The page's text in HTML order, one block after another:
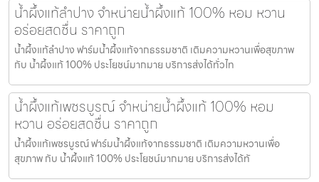
น้ำผึ้งแท้ลำปาง จำหน่ายน้ำผึ้งแท้ 100% หอม หวาน
อร่อยสดชื่น ราคาถูก
น้ำผึ้งแท้ลำปาง ฟาร์มน้ำผึ้งแท้จากธรรมชาติ เติมความหวานเพื่อสุขภาพ
กับ น้ำผึ้งแท้ 100% ประโยชน์มากมาย บริการส่งได้ทั่วไท
น้ำผึ้งแท้เพชรบูรณ์ จำหน่ายน้ำผึ้งแท้ 100% หอม
หวาน อร่อยสดชื่น ราคาถูก
น้ำผึ้งแท้เพชรบูรณ์ ฟาร์มน้ำผึ้งแท้จากธรรมชาติ เติมความหวานเพื่อ
สุขภาพ กับ น้ำผึ้งแท้ 100% ประโยชน์มากมาย บริการส่งได้ทั